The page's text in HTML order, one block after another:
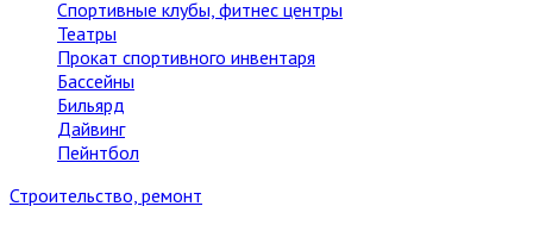
Спортивные клубы, фитнес центры
Театры
Прокат спортивного инвентаря
Бассейны
Бильярд
Дайвинг
Пейнтбол
Строительство, ремонт